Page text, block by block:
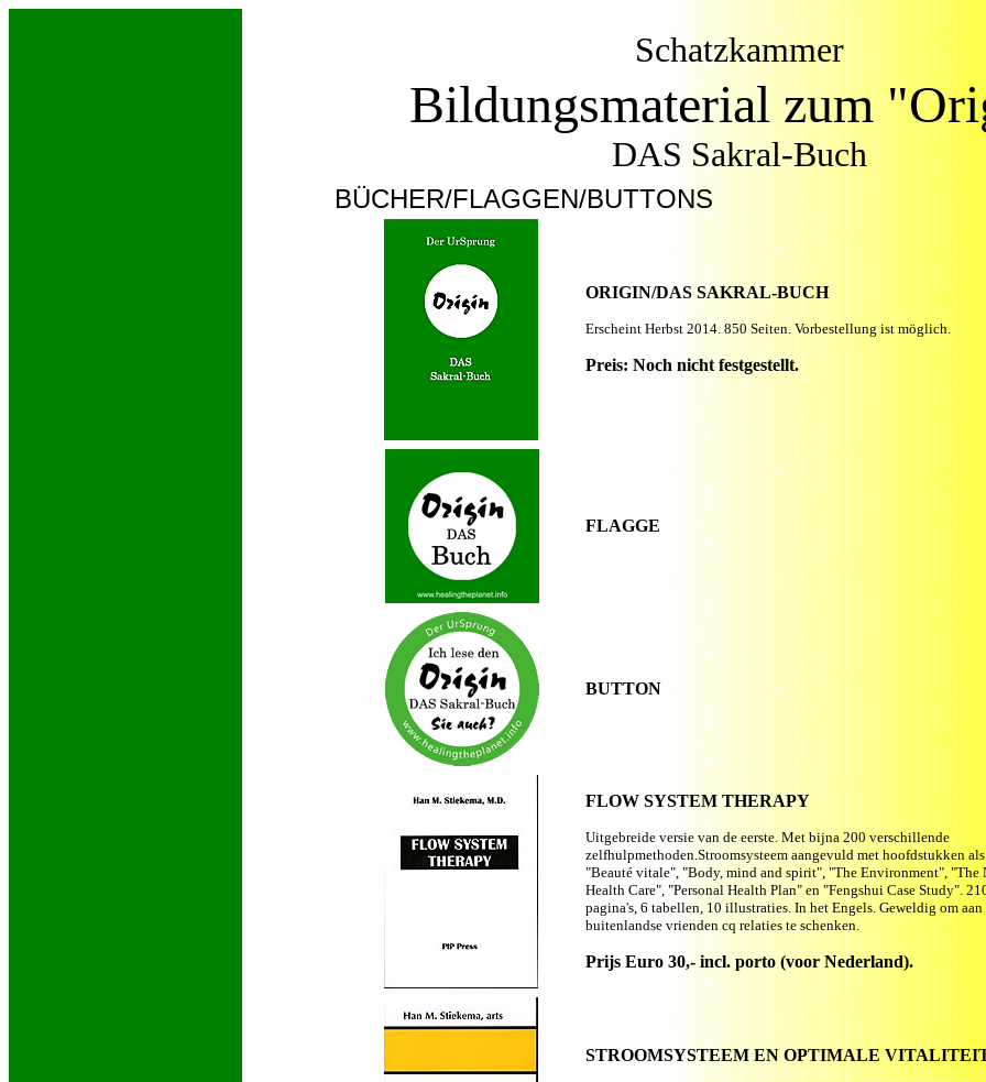
Schatzkammer
Bildungsmaterial zum
DAS Sakral-Buch
BÜCHER/FLAGGEN/BUTTONS
ORIGIN/DAS SAKRAL-BUCH
Erscheint Herbst 2014. 850 Seiten. Vorbestellung ist möglich.
Preis: Noch nicht festgestellt.
FLAGGE
BUTTON
FLOW SYSTEM THERAPY
Uitgebreide versie van de eerste. Met bijna 200 verschillende
zelfhulpmethoden.Stroomsysteem aangevuld met hoofdstukken als
"Beauté vitale", "Body, mind and spirit", "The Environment", "The
Health Care", "Personal Health Plan" en "Fengshui Case Study".
pagina's, 6 tabellen, 10 illustraties. In het Engels. Geweldig om aan
buitenlandse vrienden cq relaties te schenken.
Prijs Euro 30,- incl. porto (voor Nederland).
STROOMSYSTEEM EN OPTIMALE